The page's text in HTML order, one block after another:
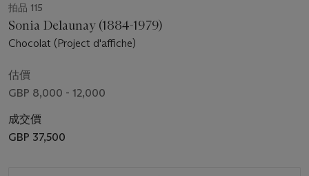
拍品 115
Sonia Delaunay (1884-1979)
Chocolat (Project d'affiche)
估價
GBP 8,000 - 12,000
成交價
GBP 37,500